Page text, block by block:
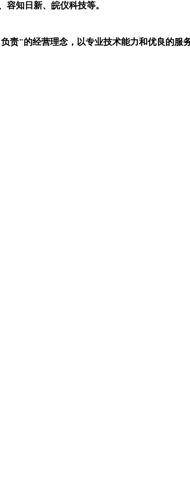
容知日新、皖仪科技等。
责"的经营理念，以专业技术能力和优良的服